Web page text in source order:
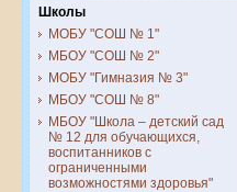
Школы
МОБУ "СОШ № 1"
МБОУ "СОШ № 2"
МОБУ "Гимназия № 3"
МБОУ "СОШ № 8"
МБОУ "Школа – детский сад
№ 12 для обучающихся,
воспитанников с
ограниченными
возможностями здоровья"